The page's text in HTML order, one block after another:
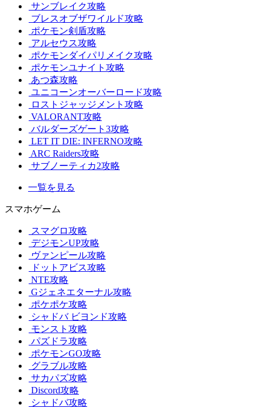
サンブレイク攻略
ブレスオブザワイルド攻略
ポケモン剣盾攻略
アルセウス攻略
ポケモンダイパリメイク攻略
ポケモンユナイト攻略
あつ森攻略
ユニコーンオーバーロード攻略
ロストジャッジメント攻略
VALORANT攻略
バルダーズゲート3攻略
LET IT DIE: INFERNO攻略
ARC Raiders攻略
サブノーティカ2攻略
一覧を見る
スマホゲーム
スマグロ攻略
デジモンUP攻略
ヴァンピール攻略
ドットアビス攻略
NTE攻略
Gジェネエターナル攻略
ポケポケ攻略
シャドバ ビヨンド攻略
モンスト攻略
パズドラ攻略
ポケモンGO攻略
グラブル攻略
サカパズ攻略
Discord攻略
シャドバ攻略